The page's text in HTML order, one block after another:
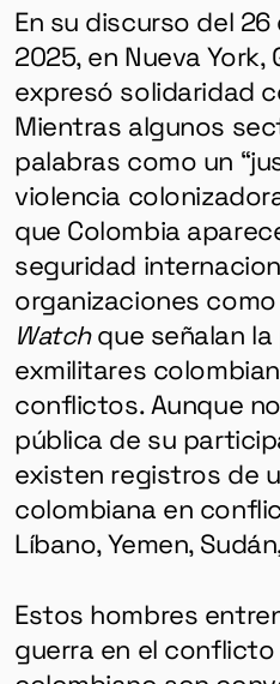
En su discurso del
2025, en Nueva
expresó solidaridad
Mientras algunos
palabras como un
violencia
que Colombia
seguridad
organizaciones como
Watchque señalan
exmilitares
conflictos. Aunque
pública de su
existen registros de
colombiana en
Líbano, Yemen,
Estos hombres
guerra en el